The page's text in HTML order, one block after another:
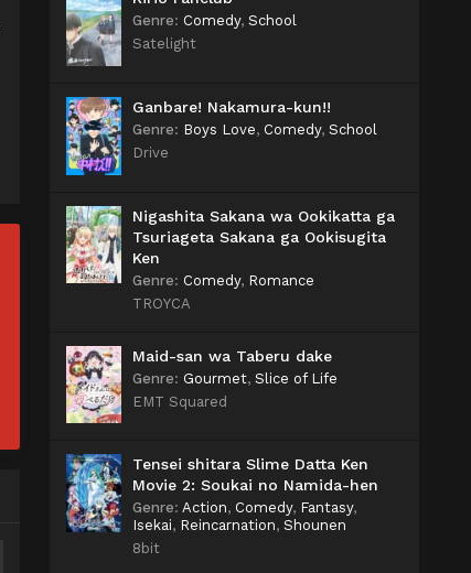
Genre: Comedy, School
Satelight
Ganbare! Nakamura-kun!!
Genre: Boys Love, Comedy, School
Drive
Nigashita Sakana wa Ookikatta ga
Tsuriageta Sakana ga Ookisugita
Ken
Genre: Comedy, Romance
TROYCA
Maid-san wa Taberu dake
Genre: Gourmet, Slice of Life
EMT Squared
Tensei shitara Slime Datta Ken
Movie 2: Soukai no Namida-hen
Genre: Action, Comedy, Fantasy,
Isekai, Reincarnation, Shounen
8bit